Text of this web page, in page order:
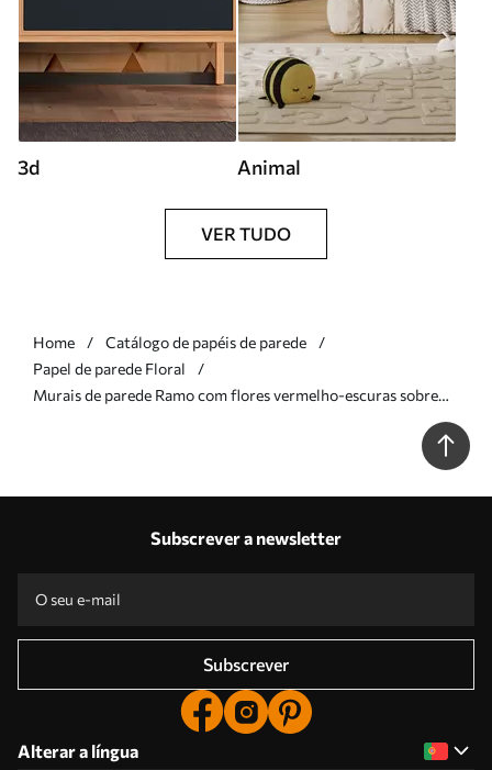
3d Animal
VER TUDO
Home
Catálogo de papéis de parede
Papel de parede Floral
Murais de parede Ramo com flores vermelho-escuras sobre
Subscrever a newsletter
Subscrever
Alterar a língua